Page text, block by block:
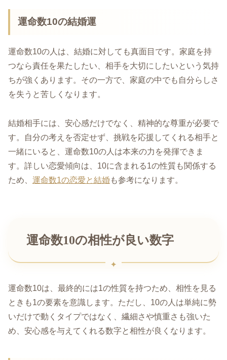
運命数10の結婚運
運命数10の人は、結婚に対しても真面目です。家庭を持
つなら責任を果たしたい、相手を大切にしたいという気持
ちが強くあります。その一方で、家庭の中でも自分らしさ
を失うと苦しくなります。
結婚相手には、安心感だけでなく、精神的な尊重が必要で
す。自分の考えを否定せず、挑戦を応援してくれる相手と
一緒にいると、運命数10の人は本来の力を発揮できま
す。詳しい恋愛傾向は、10に含まれる1の性質も関係する
ため、 運命数1の恋愛と結婚も参考になります。
運命数10の相性が良い数字
運命数10は、最終的には1の性質を持つため、相性を見る
ときも1の要素を意識します。ただし、10の人は単純に勢
いだけで動くタイプではなく、繊細さや慎重さも強いた
め、安心感を与えてくれる数字と相性が良くなります。